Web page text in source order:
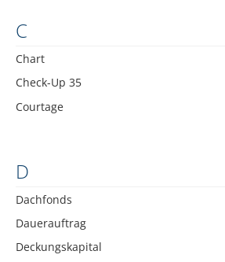
C
Chart
Check-Up 35
Courtage
D
Dachfonds
Dauerauftrag
Deckungskapital